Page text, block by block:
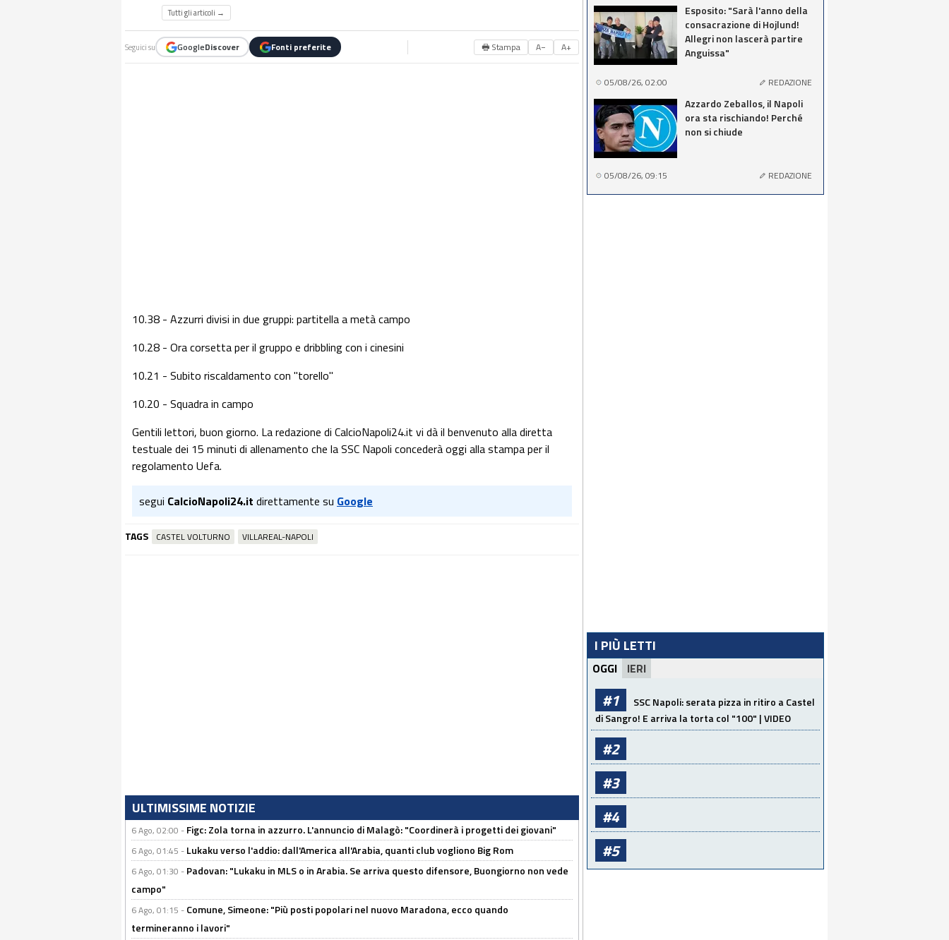
Tutti gli articoli →
Seguici su GoogleDiscover Fonti preferite 🖶 Stampa A− A+
10.38 - Azzurri divisi in due gruppi: partitella a metà campo
10.28 - Ora corsetta per il gruppo e dribbling con i cinesini
10.21 - Subito riscaldamento con "torello"
10.20 - Squadra in campo
Gentili lettori, buon giorno. La redazione di CalcioNapoli24.it vi dà il benvenuto alla diretta
testuale dei 15 minuti di allenamento che la SSC Napoli concederà oggi alla stampa per il
regolamento Uefa.
segui CalcioNapoli24.it direttamente su Google
TAGS CASTEL VOLTURNO VILLAREAL-NAPOLI
ULTIMISSIME NOTIZIE
6 Ago, 02:00 - Figc: Zola torna in azzurro. L'annuncio di Malagò: "Coordinerà i progetti dei giovani"
6 Ago, 01:45 - Lukaku verso l'addio: dall'America all'Arabia, quanti club vogliono Big Rom
6 Ago, 01:30 - Padovan: "Lukaku in MLS o in Arabia. Se arriva questo difensore, Buongiorno non vede
campo"
6 Ago, 01:15 - Comune, Simeone: "Più posti popolari nel nuovo Maradona, ecco quando
termineranno i lavori"
Esposito: "Sarà l'anno della
consacrazione di Hojlund!
Allegri non lascerà partire
Anguissa"
05/08/26, 02:00 REDAZIONE
Azzardo Zeballos, il Napoli
ora sta rischiando! Perché
non si chiude
05/08/26, 09:15 REDAZIONE
I PIÙ LETTI
OGGI IERI
#1
SSC Napoli: serata pizza in ritiro a Castel
di Sangro! E arriva la torta col "100" | VIDEO
#2
#3
#4
#5